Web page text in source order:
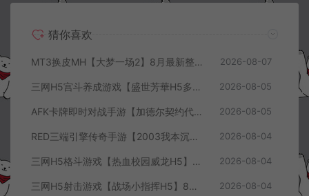
猜你喜欢
MT3换皮MH【大梦一场2】8月最新整理Linux手工服务端+源码+管理后台+安卓苹果双端+详细搭建教程+视频教程 2026-08-07
三网H5宫斗养成游戏【盛世芳華H5多区跨服代金券内购优化版】8月最新整理Linux手工服务端+CDK授权后台+全资源安卓+详细搭建教程+视频教程 2026-08-05
AFK卡牌即时对战手游【加德尔契约代金券内购修复版】8月最新整理Linux手工服务端+前后端全套源码+CDK授权后台+安卓苹果双端+详细搭建教程+视频教程 2026-08-05
RED三端引擎传奇手游【2003我本沉默三职业】8月最新整理Win一键服务端+PC安卓+详细搭建教程 2026-08-04
三网H5格斗游戏【热血校园威龙H5】8月最新整理Linux手工服务端+Win一键服务端+解压即玩+简易安卓客户端+详细搭建教程 2026-08-04
三网H5射击游戏【战场小指挥H5】8月最新整理Linux手工服务端+Win一键服务端+解压即玩+简易安卓客户端+详细搭建教程 2026-08-04